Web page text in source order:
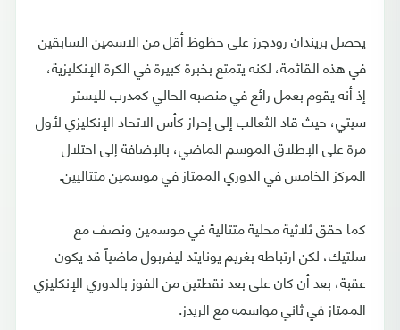
يحصل بريندان رودجرز على حظوظ أقل من الاسمين السابقين
في هذه القائمة، لكنه يتمتع بخبرة كبيرة في الكرة الإنكليزية،
إذ أنه يقوم بعمل رائع في منصبه الحالي كمدرب لليستر
سيتي، حيث قاد الثعالب إلى إحراز كأس الاتحاد الإنكليزي لأول
مرة على الإطلاق الموسم الماضي، بالإضافة إلى احتلال
المركز الخامس في الدوري الممتاز في موسمين متتاليين.
كما حقق ثلاثية محلية متتالية في موسمين ونصف مع
سلتيك، لكن ارتباطه بغريم يونايتد ليفربول ماضياً قد يكون
عقبة، بعد أن كان على بعد نقطتين من الفوز بالدوري الإنكليزي
الممتاز في ثاني مواسمه مع الريدز.